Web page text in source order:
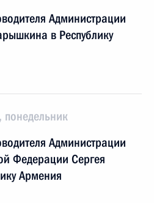
Администрации
в Республику
Администрации
Федерации Сергея
Армения